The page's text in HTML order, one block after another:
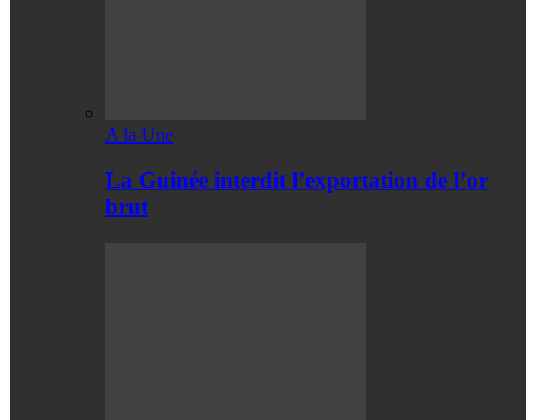
A la Une
La Guinée interdit l’exportation de l’or
brut